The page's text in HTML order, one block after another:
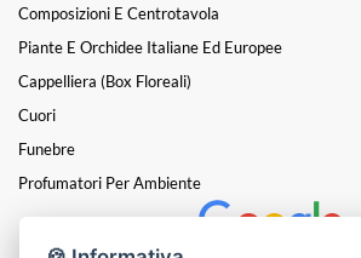
Composizioni E Centrotavola
Piante E Orchidee Italiane Ed Europee
Cappelliera (box Floreali)
Cuori
Funebre
Profumatori Per Ambiente